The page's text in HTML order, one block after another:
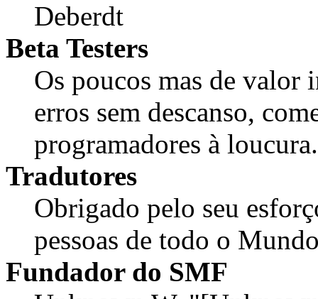
Deberdt
Beta Testers
Os poucos mas de valor
erros sem descanso,
programadores à loucura.
Tradutores
Obrigado pelo seu
pessoas de todo o
Fundador do SMF